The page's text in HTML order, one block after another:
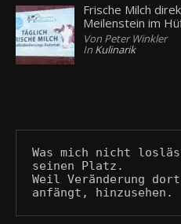
Frische Milch
Meilenstein im
Von Peter Winkler
In Kulinarik
Was mich nicht
seinen Platz.
Weil Veränderung
anfängt, hinzusehen.